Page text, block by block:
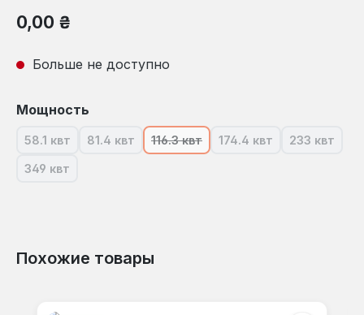
Обычная цена:
0,00 ₴
Больше не доступно
Выберите
Мощность
58.1 квт(В настоящее время эта опция недоступна.)
81.4 квт(В настоящее время эта опция недоступна.)
116.3 квт(В настоящее время эта опция
174.4 квт(В настоящее время
233 квт
(В
349 квт(В настоящее время эта опция недоступна.)
Похожие товары